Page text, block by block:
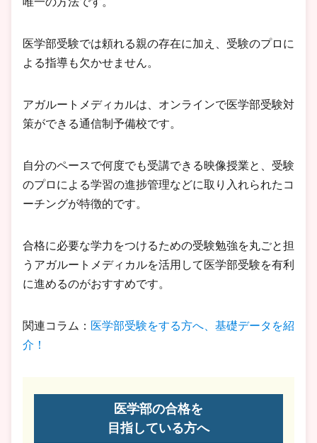
医学部受験では頼れる親の存在に加え、受験のプロに
よる指導も欠かせません。
アガルートメディカルは、オンラインで医学部受験対
策ができる通信制予備校です。
自分のペースで何度でも受講できる映像授業と、受験
のプロによる学習の進捗管理などに取り入れられたコ
ーチングが特徴的です。
合格に必要な学力をつけるための受験勉強を丸ごと担
うアガルートメディカルを活用して医学部受験を有利
に進めるのがおすすめです。
関連コラム： 医学部受験をする方へ、基礎データを紹
介！
医学部の合格を
目指している方へ